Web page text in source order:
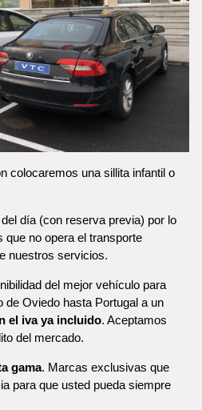
colocaremos una sillita infantil o
día (con reserva previa) por lo
que no opera el transporte
nuestros servicios.
del mejor vehículo para
de Oviedo hasta Portugal a un
el iva ya incluido. Aceptamos
del mercado.
gama. Marcas exclusivas que
para que usted pueda siempre